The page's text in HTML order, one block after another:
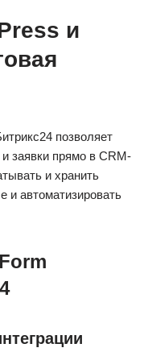
и
позволяет
заявки прямо в CRM-
и хранить
автоматизировать